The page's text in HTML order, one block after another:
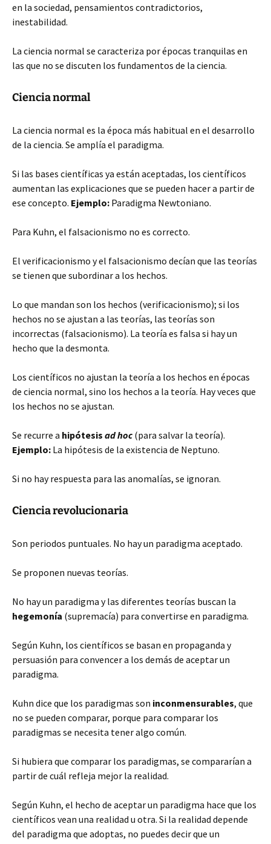
en la sociedad, pensamientos contradictorios,
inestabilidad.
La ciencia normal se caracteriza por épocas tranquilas en
las que no se discuten los fundamentos de la ciencia.
Ciencia normal
La ciencia normal es la época más habitual en el desarrollo
de la ciencia. Se amplía el paradigma.
Si las bases científicas ya están aceptadas, los científicos
aumentan las explicaciones que se pueden hacer a partir de
ese concepto. Ejemplo: Paradigma Newtoniano.
Para Kuhn, el falsacionismo no es correcto.
El verificacionismo y el falsacionismo decían que las teorías
se tienen que subordinar a los hechos.
Lo que mandan son los hechos (verificacionismo); si los
hechos no se ajustan a las teorías, las teorías son
incorrectas (falsacionismo). La teoría es falsa si hay un
hecho que la desmonta.
Los científicos no ajustan la teoría a los hechos en épocas
de ciencia normal, sino los hechos a la teoría. Hay veces que
los hechos no se ajustan.
Se recurre a hipótesis ad hoc (para salvar la teoría).
Ejemplo: La hipótesis de la existencia de Neptuno.
Si no hay respuesta para las anomalías, se ignoran.
Ciencia revolucionaria
Son periodos puntuales. No hay un paradigma aceptado.
Se proponen nuevas teorías.
No hay un paradigma y las diferentes teorías buscan la
hegemonía (supremacía) para convertirse en paradigma.
Según Kuhn, los científicos se basan en propaganda y
persuasión para convencer a los demás de aceptar un
paradigma.
Kuhn dice que los paradigmas son inconmensurables, que
no se pueden comparar, porque para comparar los
paradigmas se necesita tener algo común.
Si hubiera que comparar los paradigmas, se compararían a
partir de cuál refleja mejor la realidad.
Según Kuhn, el hecho de aceptar un paradigma hace que los
científicos vean una realidad u otra. Si la realidad depende
del paradigma que adoptas, no puedes decir que un